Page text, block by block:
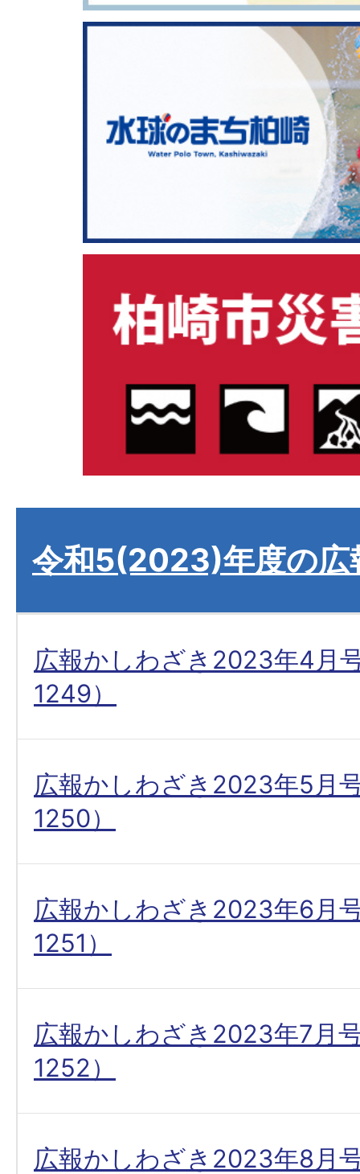
令和5(2023)年度の広
広報かしわざき2023年4月
1249）
広報かしわざき2023年5月
1250）
広報かしわざき2023年6月
1251）
広報かしわざき2023年7月
1252）
広報かしわざき2023年8月